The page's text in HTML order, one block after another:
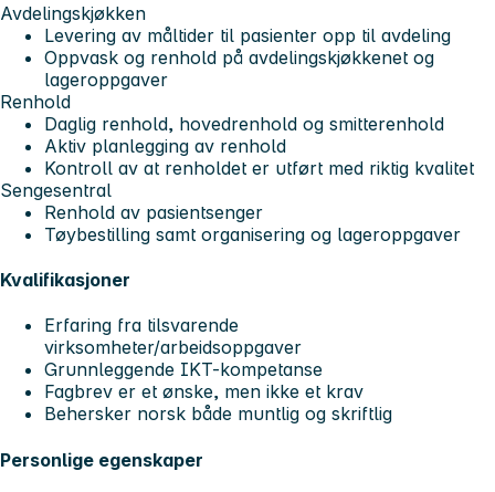
Avdelingskjøkken
Levering av måltider til pasienter opp til avdeling
Oppvask og renhold på avdelingskjøkkenet og
lageroppgaver
Renhold
Daglig renhold, hovedrenhold og smitterenhold
Aktiv planlegging av renhold
Kontroll av at renholdet er utført med riktig kvalitet
Sengesentral
Renhold av pasientsenger
Tøybestilling samt organisering og lageroppgaver
Kvalifikasjoner
Erfaring fra tilsvarende
virksomheter/arbeidsoppgaver
Grunnleggende IKT-kompetanse
Fagbrev er et ønske, men ikke et krav
Behersker norsk både muntlig og skriftlig
Personlige egenskaper